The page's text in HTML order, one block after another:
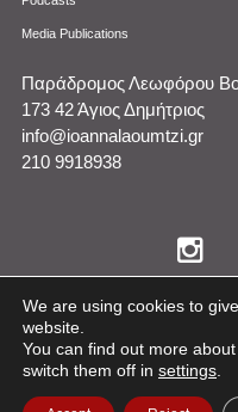
Media Publications
Παράδρομος Λεωφόρου
173 42 Άγιος Δημήτριος
info@ioannalaoumtzi.gr
210 9918938
POWERED BY YABA.GR -
We are using cookies to
website.
You can find out more
switch them off in settings